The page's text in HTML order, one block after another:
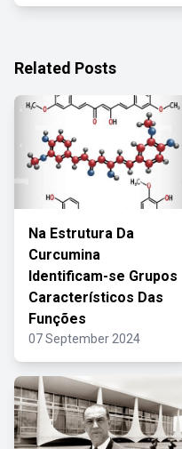
Related Posts
Na Estrutura Da
Curcumina
Identificam-se Grupos
Característicos Das
Funções
07 September 2024